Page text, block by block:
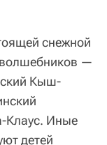
снежной
—
Кыш-
Клаус. Иные
детей